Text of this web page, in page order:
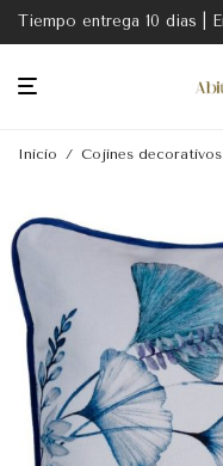
Inicio / Cojines decorativos